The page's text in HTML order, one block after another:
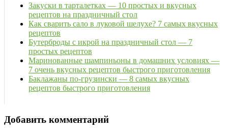
Закуски в тарталетках — 10 простых и вкусных
рецептов на праздничный стол
Как сварить сало в луковой шелухе? 7 самых вкусных
рецептов
Бутерброды с икрой на праздничный стол — 7
простых рецептов
Маринованные шампиньоны в домашних условиях —
7 очень вкусных рецептов быстрого приготовления
Баклажаны по-грузински — 8 самых вкусных
рецептов быстрого приготовления
Добавить комментарий